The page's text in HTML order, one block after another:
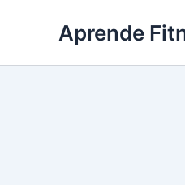
Aprende